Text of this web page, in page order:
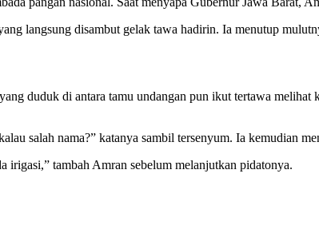
langsung disambut gelak tawa hadirin. Ia menutup
duduk di antara tamu undangan pun ikut tertawa melihat
salah nama?” katanya sambil tersenyum. Ia kemudian
irigasi,” tambah Amran sebelum melanjutkan pidatonya.